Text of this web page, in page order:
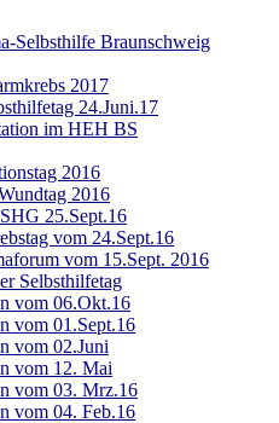
Selbsthilfe Braunschweig
2017
24.Juni.17
im HEH BS
2016
2016
25.Sept.16
vom 24.Sept.16
vom 15.Sept. 2016
Selbsthilfetag
vom 06.Okt.16
vom 01.Sept.16
vom 02.Juni
vom 12. Mai
vom 03. Mrz.16
vom 04. Feb.16